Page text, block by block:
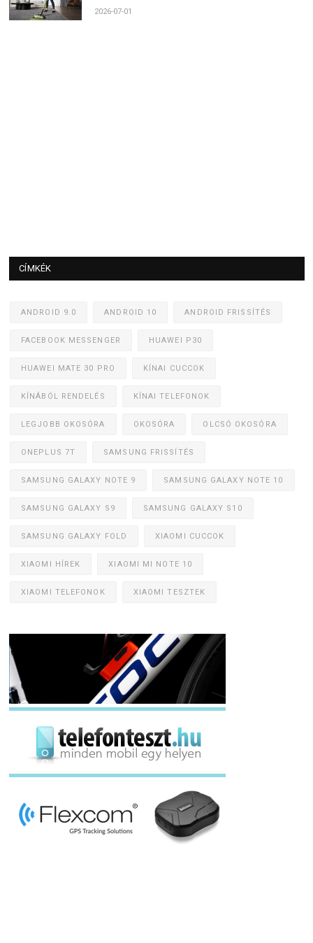
2026-07-01
CÍMKÉK
ANDROID 9.0 ANDROID 10 ANDROID FRISSÍTÉS
FACEBOOK MESSENGER HUAWEI P30
HUAWEI MATE 30 PRO KÍNAI CUCCOK
KÍNÁBÓL RENDELÉS KÍNAI TELEFONOK
LEGJOBB OKOSÓRA OKOSÓRA OLCSÓ OKOSÓRA
ONEPLUS 7T SAMSUNG FRISSÍTÉS
SAMSUNG GALAXY NOTE 9 SAMSUNG GALAXY NOTE 10
SAMSUNG GALAXY S9 SAMSUNG GALAXY S10
SAMSUNG GALAXY FOLD XIAOMI CUCCOK
XIAOMI HÍREK XIAOMI MI NOTE 10
XIAOMI TELEFONOK XIAOMI TESZTEK